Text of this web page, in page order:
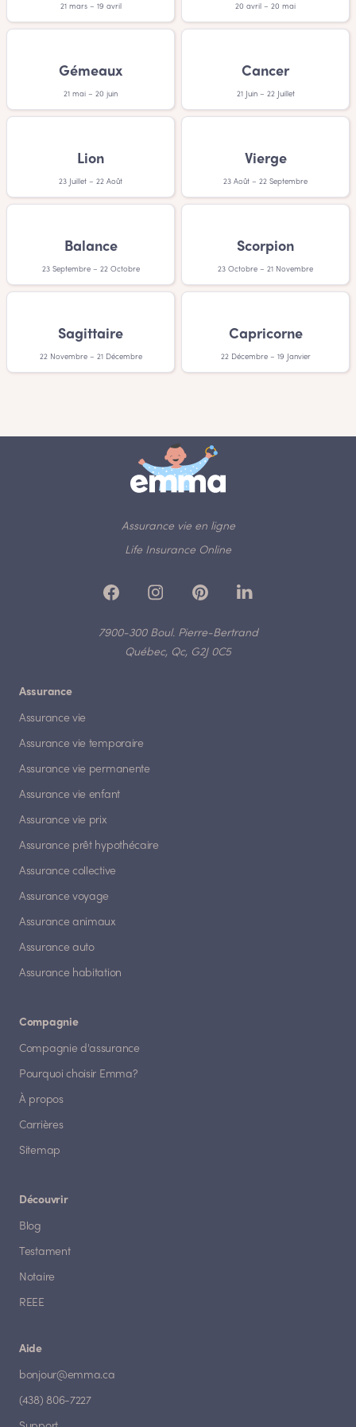
autre prénom?
- Ne vous en faites pas. Après tout, nommer un être humain
Russe va vous adorer!
21 mars – 19 avril 20 avril – 20 mai
Gémeaux
21 mai – 20 juin
Cancer
21 Juin – 22 Juillet
Lion
23 Juillet – 22 Août
Vierge
23 Août – 22 Septembre
Balance
23 Septembre – 22 Octobre
Scorpion
23 Octobre – 21 Novembre
Sagittaire
22 Novembre – 21 Décembre
Capricorne
22 Décembre – 19 Janvier
Assurance vie en ligne
Life Insurance Online
7900-300 Boul. Pierre-Bertrand
Québec, Qc, G2J 0C5
Assurance
Assurance vie
Assurance vie temporaire
Assurance vie permanente
Assurance vie enfant
Assurance vie prix
Assurance prêt hypothécaire
Assurance collective
Assurance voyage
Assurance animaux
Assurance auto
Assurance habitation
Compagnie
Compagnie d'assurance
Pourquoi choisir Emma?
À propos
Carrières
Sitemap
Découvrir
Blog
Testament
Notaire
REEE
Aide
bonjour@emma.ca
(438) 806-7227